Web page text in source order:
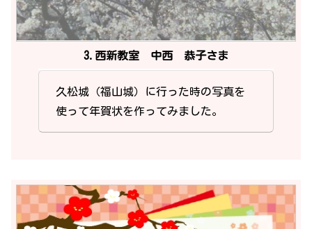
3.西新教室 中西 恭子さま
久松城（福山城）に行った時の写真を
使って年賀状を作ってみました。